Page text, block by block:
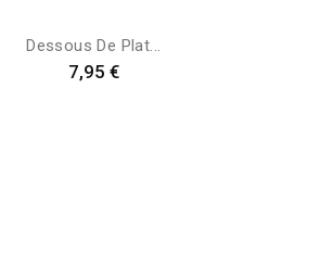
Dessous De Plat...
Preis
7,95 €